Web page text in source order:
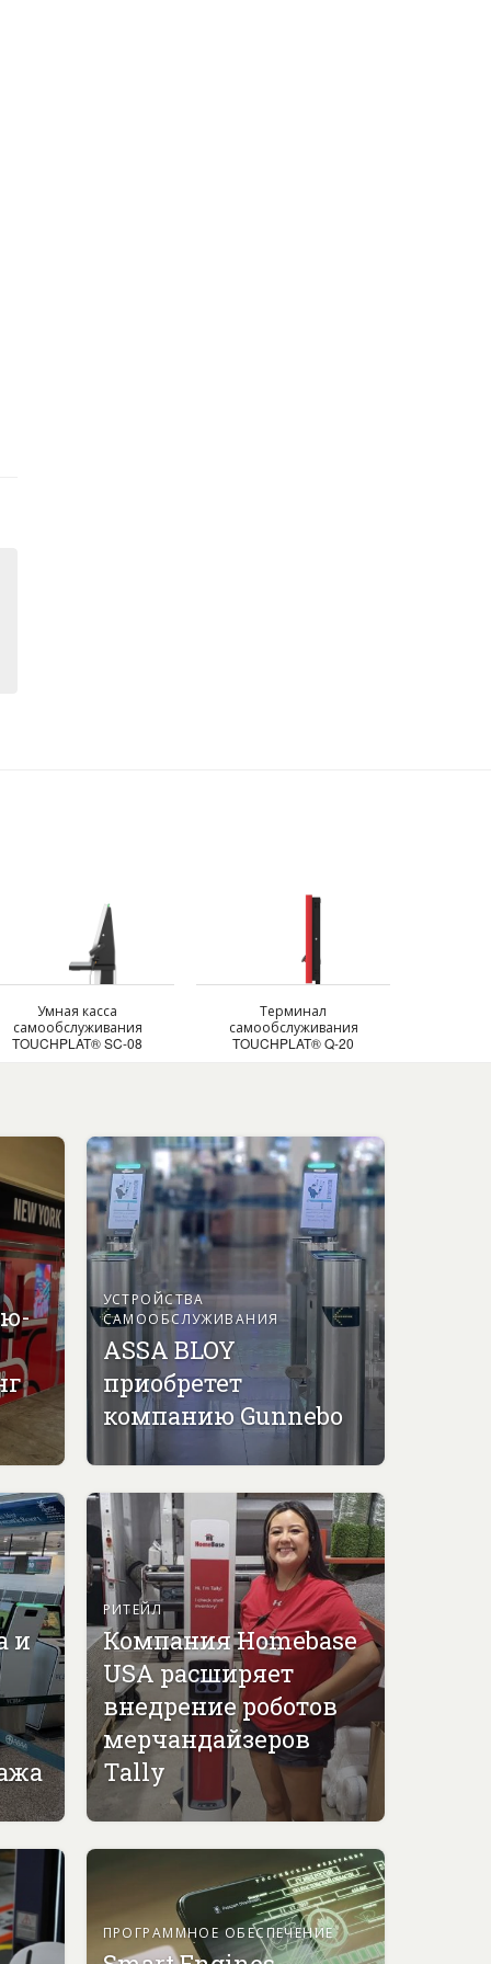
Умная касса
самообслуживания
TOUCHPLAT® SC-08
Терминал
самообслуживания
TOUCHPLAT® Q-20
УСТРОЙСТВА
САМООБСЛУЖИВАНИЯ
ASSA BLOY
приобретет
компанию Gunnebo
и
РИТЕЙЛ
Компания Homebase
USA расширяет
внедрение роботов
мерчандайзеров
Tally
ПРОГРАММНОЕ ОБЕСПЕЧЕНИЕ